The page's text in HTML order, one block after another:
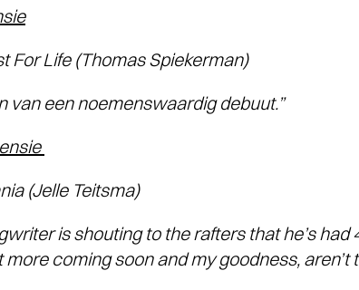
Life (Thomas Spiekerman)
van een noemenswaardig debuut.”
(Jelle Teitsma)
is shouting to the rafters that he’s had
more coming soon and my goodness,